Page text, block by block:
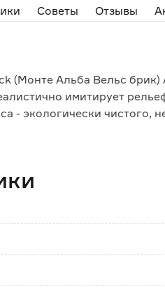
Советы Отзывы
(Монте Альба Вельс
имитирует
- экологически чистого,
материал;
специальный